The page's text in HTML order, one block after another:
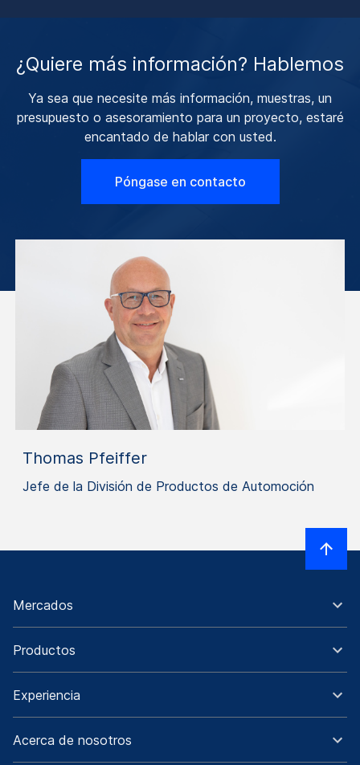
¿Quiere más información? Hablemos
Ya sea que necesite más información, muestras, un
presupuesto o asesoramiento para un proyecto, estaré
encantado de hablar con usted.
Póngase en contacto
Thomas Pfeiffer
Jefe de la División de Productos de Automoción
Mercados
Productos
Experiencia
Acerca de nosotros